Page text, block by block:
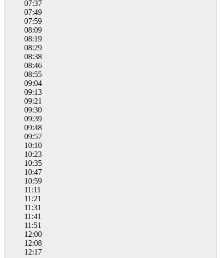
07:37
07:49
07:59
08:09
08:19
08:29
08:38
08:46
08:55
09:04
09:13
09:21
09:30
09:39
09:48
09:57
10:10
10:23
10:35
10:47
10:59
11:11
11:21
11:31
11:41
11:51
12:00
12:08
12:17